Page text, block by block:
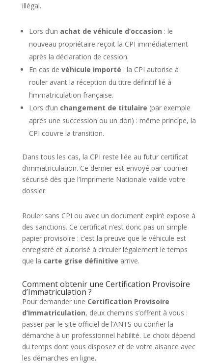
illégal.
Lors d’un achat de véhicule d’occasion : le
nouveau propriétaire reçoit la CPI immédiatement
après la déclaration de cession.
En cas de véhicule importé : la CPI autorise à
rouler avant la réception du titre définitif lié à
l’immatriculation française.
Lors d’un changement de titulaire (par exemple
après une succession ou un don) : même principe, la
CPI couvre la transition.
Dans tous les cas, la CPI reste liée au futur certificat
d’immatriculation. Ce dernier est envoyé par courrier
sécurisé dès que l’Imprimerie Nationale valide votre
dossier.
Rouler sans CPI ou avec un document expiré expose à
des sanctions. Ce certificat n’est donc pas un simple
papier provisoire : c’est la preuve que le véhicule est
enregistré et autorisé à circuler légalement le temps
que la carte grise définitive arrive.
Comment obtenir une Certification Provisoire
d’Immatriculation ?
Pour demander une Certification Provisoire
d’Immatriculation, deux chemins s’offrent à vous :
passer par le site officiel de l’ANTS ou confier la
démarche à un professionnel habilité. Le choix dépend
du temps dont vous disposez et de votre aisance avec
les démarches en ligne.